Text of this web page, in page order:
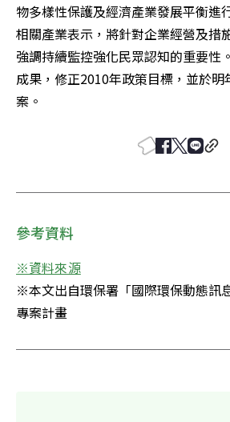
物多樣性保護及經濟產業發展平衡進
相關產業表示，將針對企業經營及措
強調持續監控強化民眾認知的重要性
成果，修正2010年政策目標，並於
案。
參考資料
※資料來源
※本文出自環保署「國際環保動態訊
專案計畫